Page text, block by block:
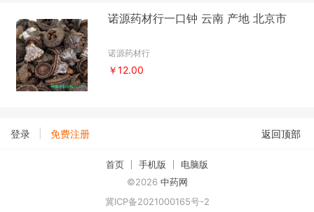
诺源药材行一口钟 云南 产地 北京市
诺源药材行
￥12.00
登录 免费注册 返回顶部
首页 手机版
电脑版
©2026 中药网
冀ICP备2021000165号-2